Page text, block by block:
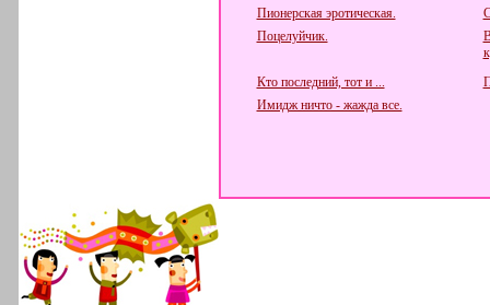
Пионерская эротическая.
Поцелуйчик.
Кто последний, тот и ...
Имидж ничто - жажда все.